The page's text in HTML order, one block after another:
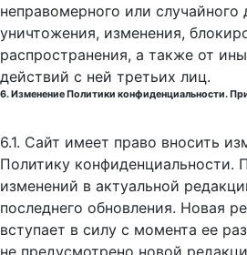
неправомерного или случайного
уничтожения, изменения,
распространения, а также от
действий с ней третьих лиц.
6. Изменение Политики конфиденциальности.
6.1. Сайт имеет право вносить
Политику конфиденциальности.
изменений в актуальной
последнего обновления. Новая
вступает в силу с момента ее